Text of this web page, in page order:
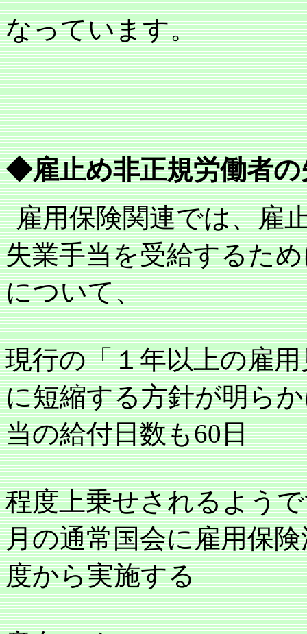
なっています。
◆雇止め非正規労働者
雇用保険関連では、雇
失業手当を受給するた
について、
現行の「１年以上の雇
に短縮する方針が明ら
当の給付日数も60日
程度上乗せされるよう
月の通常国会に雇用保
度から実施する